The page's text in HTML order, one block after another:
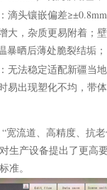
滴头镶嵌偏差
大，杂质更易附着；
暴晒后薄处脆裂结垢；
无法稳定适配新疆当
易出现塑化不均，带
宽流道、高精度、抗
生产设备提出了更
准。